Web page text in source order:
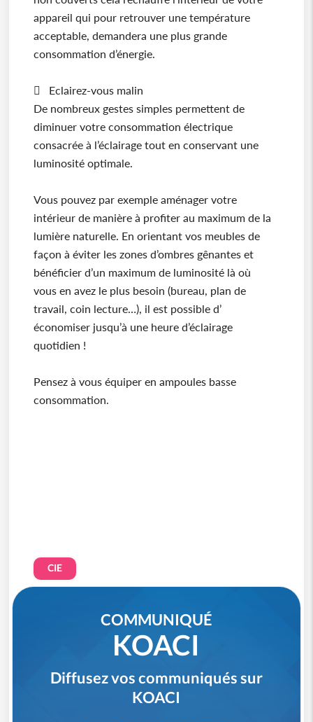
appareil qui pour retrouver une température
acceptable, demandera une plus grande
consommation d’énergie.
 Eclairez-vous malin
De nombreux gestes simples permettent de
diminuer votre consommation électrique
consacrée à l’éclairage tout en conservant une
luminosité optimale.
Vous pouvez par exemple aménager votre
intérieur de manière à profiter au maximum de la
lumière naturelle. En orientant vos meubles de
façon à éviter les zones d’ombres gênantes et
bénéficier d’un maximum de luminosité là où
vous en avez le plus besoin (bureau, plan de
travail, coin lecture…), il est possible d’
économiser jusqu’à une heure d’éclairage
quotidien !
Pensez à vous équiper en ampoules basse
consommation.
CIE
COMMUNIQUÉ
KOACI
Diffusez vos communiqués sur
KOACI